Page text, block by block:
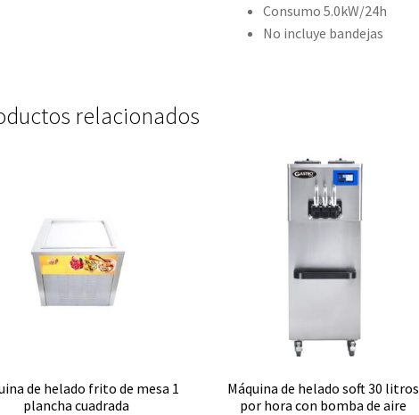
Consumo 5.0kW/24h
No incluye bandejas
relacionados
de helado frito de mesa 1
plancha cuadrada
Máquina de helado soft 30 litros
por hora con bomba de aire